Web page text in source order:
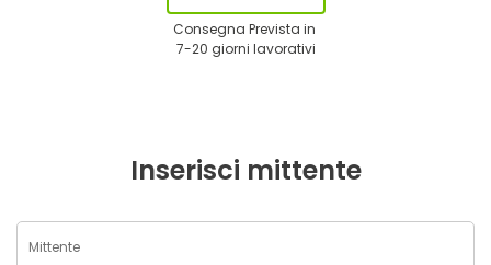
Consegna Prevista in
7-20 giorni lavorativi
Inserisci mittente